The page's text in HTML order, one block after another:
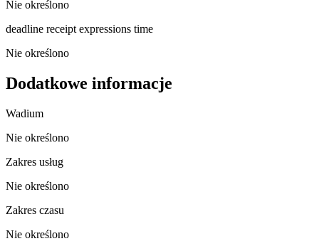
Nie określono
deadline receipt expressions time
Nie określono
Dodatkowe informacje
Wadium
Nie określono
Zakres usług
Nie określono
Zakres czasu
Nie określono